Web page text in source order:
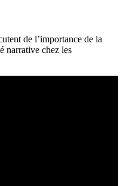
de l’importance de la
narrative chez les